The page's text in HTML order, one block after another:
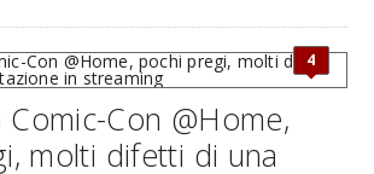
4
Con @Home,
molti difetti di una